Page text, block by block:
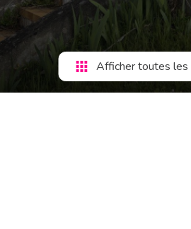
Afficher toutes les